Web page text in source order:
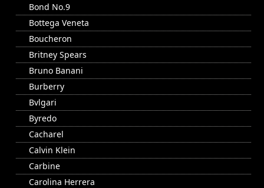
Bond No.9
Bottega Veneta
Boucheron
Britney Spears
Bruno Banani
Burberry
Bvlgari
Byredo
Cacharel
Calvin Klein
Carbine
Carolina Herrera